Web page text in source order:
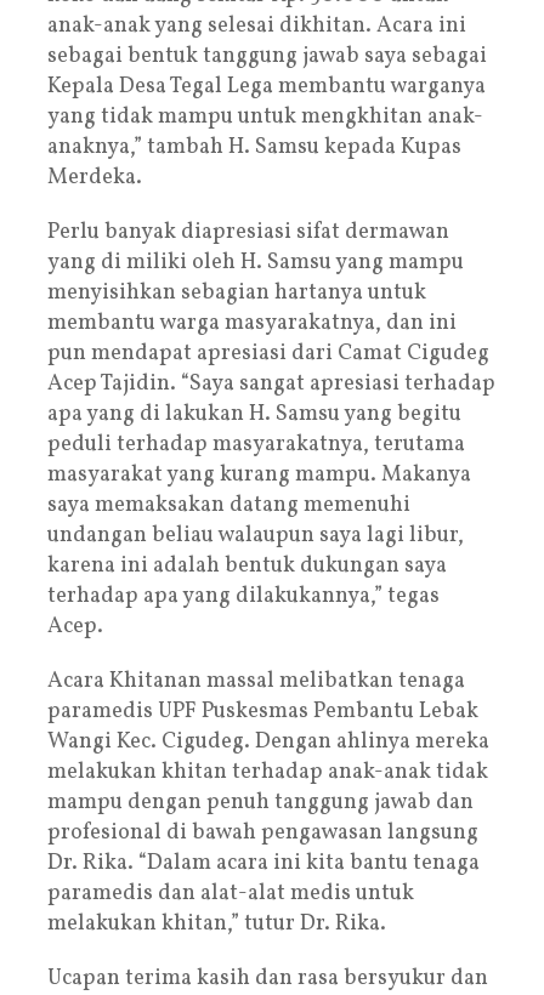
anak-anak yang selesai dikhitan. Acara ini
sebagai bentuk tanggung jawab saya sebagai
Kepala Desa Tegal Lega membantu warganya
yang tidak mampu untuk mengkhitan anak-
anaknya,” tambah H. Samsu kepada Kupas
Merdeka.
Perlu banyak diapresiasi sifat dermawan
yang di miliki oleh H. Samsu yang mampu
menyisihkan sebagian hartanya untuk
membantu warga masyarakatnya, dan ini
pun mendapat apresiasi dari Camat Cigudeg
Acep Tajidin. “Saya sangat apresiasi terhadap
apa yang di lakukan H. Samsu yang begitu
peduli terhadap masyarakatnya, terutama
masyarakat yang kurang mampu. Makanya
saya memaksakan datang memenuhi
undangan beliau walaupun saya lagi libur,
karena ini adalah bentuk dukungan saya
terhadap apa yang dilakukannya,” tegas
Acep.
Acara Khitanan massal melibatkan tenaga
paramedis UPF Puskesmas Pembantu Lebak
Wangi Kec. Cigudeg. Dengan ahlinya mereka
melakukan khitan terhadap anak-anak tidak
mampu dengan penuh tanggung jawab dan
profesional di bawah pengawasan langsung
Dr. Rika. “Dalam acara ini kita bantu tenaga
paramedis dan alat-alat medis untuk
melakukan khitan,” tutur Dr. Rika.
Ucapan terima kasih dan rasa bersyukur dan